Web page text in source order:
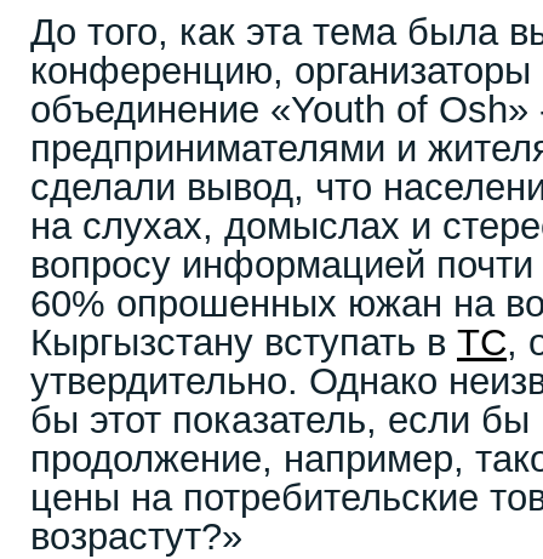
До того, как эта тема была
конференцию,
объединение «Youth of Osh»
предпринимателями и
сделали вывод, что
на слухах, домыслах и
вопросу информацией
60% опрошенных южан на
Кыргызстану вступать в ТС,
утвердительно. Однако
бы этот показатель, если
продолжение, например,
цены на потребительские
возрастут?»